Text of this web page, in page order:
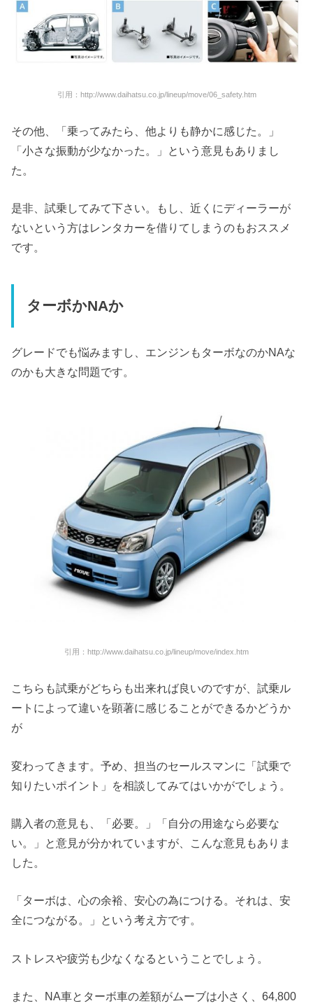
引用：http://www.daihatsu.co.jp/lineup/move/06_safety.htm
その他、「乗ってみたら、他よりも静かに感じた。」
「小さな振動が少なかった。」という意見もありまし
た。
是非、試乗してみて下さい。もし、近くにディーラーが
ないという方はレンタカーを借りてしまうのもおススメ
です。
ターボかNAか
グレードでも悩みますし、エンジンもターボなのかNAな
のかも大きな問題です。
引用：http://www.daihatsu.co.jp/lineup/move/index.htm
こちらも試乗がどちらも出来れば良いのですが、試乗ル
ートによって違いを顕著に感じることができるかどうか
が
変わってきます。予め、担当のセールスマンに「試乗で
知りたいポイント」を相談してみてはいかがでしょう。
購入者の意見も、「必要。」「自分の用途なら必要な
い。」と意見が分かれていますが、こんな意見もありま
した。
「ターボは、心の余裕、安心の為につける。それは、安
全につながる。」という考え方です。
ストレスや疲労も少なくなるということでしょう。
また、NA車とターボ車の差額がムーブは小さく、64,800